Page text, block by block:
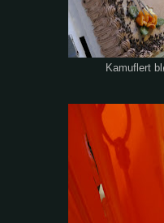
Kamuflert